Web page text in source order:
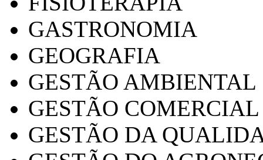
GASTRONOMIA
GEOGRAFIA
GESTÃO AMBIENTAL
GESTÃO COMERCIAL
GESTÃO DA